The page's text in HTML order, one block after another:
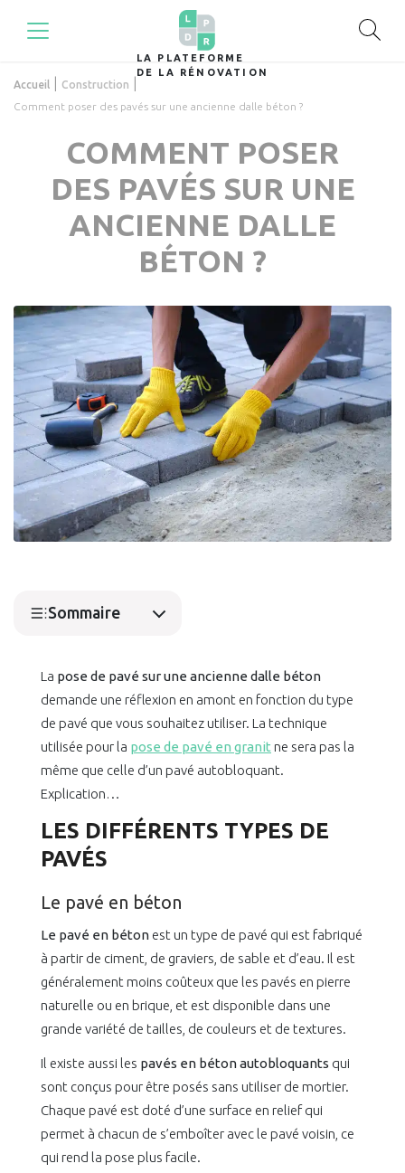
LA PLATEFORME
DE LA RÉNOVATION
Accueil Construction
Comment poser des pavés sur une ancienne dalle béton ?
COMMENT POSER
DES PAVÉS SUR UNE
ANCIENNE DALLE
BÉTON ?
Sommaire
La pose de pavé sur une ancienne dalle béton
demande une réflexion en amont en fonction du type
de pavé que vous souhaitez utiliser. La technique
utilisée pour la pose de pavé en granit ne sera pas la
même que celle d’un pavé autobloquant.
Explication…
LES DIFFÉRENTS TYPES DE
PAVÉS
Le pavé en béton
Le pavé en béton est un type de pavé qui est fabriqué
à partir de ciment, de graviers, de sable et d’eau. Il est
généralement moins coûteux que les pavés en pierre
naturelle ou en brique, et est disponible dans une
grande variété de tailles, de couleurs et de textures.
Il existe aussi les pavés en béton autobloquants qui
sont conçus pour être posés sans utiliser de mortier.
Chaque pavé est doté d’une surface en relief qui
permet à chacun de s’emboîter avec le pavé voisin, ce
qui rend la pose plus facile.